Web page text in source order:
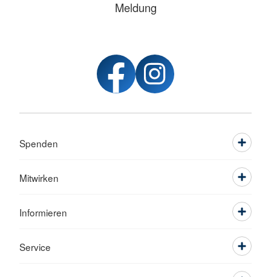
Meldung
Spenden
Mitwirken
Informieren
Service